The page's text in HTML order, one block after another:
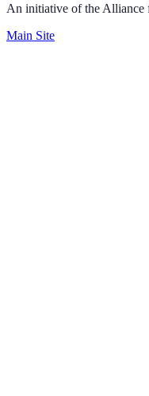
An initiative of the Alliance
Main Site